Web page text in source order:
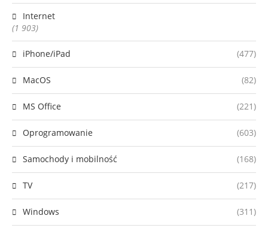
Internet
(1 903)
iPhone/iPad (477)
MacOS (82)
MS Office (221)
Oprogramowanie (603)
Samochody i mobilność (168)
TV (217)
Windows (311)